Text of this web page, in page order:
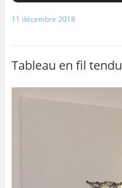
11 décembre 2018
Tableau en fil tendu